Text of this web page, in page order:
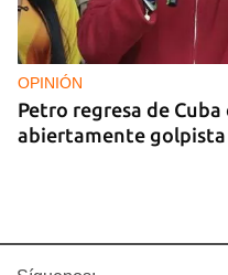
OPINIÓN
Petro regresa de
abiertamente golpista